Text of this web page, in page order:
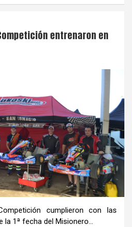
entrenaron en
cumplieron con las
la 1ª fecha del Misionero…